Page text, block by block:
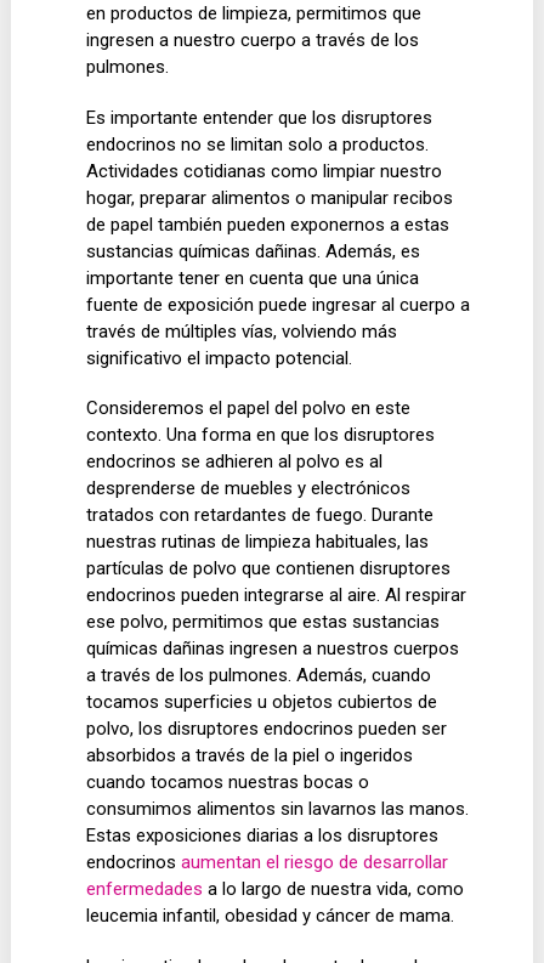
en productos de limpieza, permitimos que
ingresen a nuestro cuerpo a través de los
pulmones.
Es importante entender que los disruptores
endocrinos no se limitan solo a productos.
Actividades cotidianas como limpiar nuestro
hogar, preparar alimentos o manipular recibos
de papel también pueden exponernos a estas
sustancias químicas dañinas. Además, es
importante tener en cuenta que una única
fuente de exposición puede ingresar al cuerpo a
través de múltiples vías, volviendo más
significativo el impacto potencial.
Consideremos el papel del polvo en este
contexto. Una forma en que los disruptores
endocrinos se adhieren al polvo es al
desprenderse de muebles y electrónicos
tratados con retardantes de fuego. Durante
nuestras rutinas de limpieza habituales, las
partículas de polvo que contienen disruptores
endocrinos pueden integrarse al aire. Al respirar
ese polvo, permitimos que estas sustancias
químicas dañinas ingresen a nuestros cuerpos
a través de los pulmones. Además, cuando
tocamos superficies u objetos cubiertos de
polvo, los disruptores endocrinos pueden ser
absorbidos a través de la piel o ingeridos
cuando tocamos nuestras bocas o
consumimos alimentos sin lavarnos las manos.
Estas exposiciones diarias a los disruptores
endocrinosaumentan el riesgo de desarrollar
enfermedades a lo largo de nuestra vida, como
leucemia infantil, obesidad y cáncer de mama.